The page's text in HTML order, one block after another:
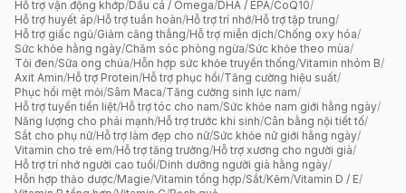
Hỗ trợ vận động khớp/Dầu cá / Omega/DHA / EPA/CoQ10/
Hỗ trợ huyết áp/Hỗ trợ tuần hoàn/Hỗ trợ trí nhớ/Hỗ trợ tập trung/
Hỗ trợ giấc ngủ/Giảm căng thẳng/Hỗ trợ miễn dịch/Chống oxy hóa/
Sức khỏe hằng ngày/Chăm sóc phòng ngừa/Sức khỏe theo mùa/
Tỏi đen/Sữa ong chúa/Hỗn hợp sức khỏe truyền thống/Vitamin nhóm B/
Axit Amin/Hỗ trợ Protein/Hỗ trợ phục hồi/Tăng cường hiệu suất/
Phục hồi mệt mỏi/Sâm Maca/Tăng cường sinh lực nam/
Hỗ trợ tuyến tiền liệt/Hỗ trợ tóc cho nam/Sức khỏe nam giới hằng ngày/
Năng lượng cho phái mạnh/Hỗ trợ trước khi sinh/Cân bằng nội tiết tố/
Sắt cho phụ nữ/Hỗ trợ làm đẹp cho nữ/Sức khỏe nữ giới hằng ngày/
Vitamin cho trẻ em/Hỗ trợ tăng trưởng/Hỗ trợ xương cho người già/
Hỗ trợ trí nhớ người cao tuổi/Dinh dưỡng người già hằng ngày/
Hỗn hợp thảo dược/Magie/Vitamin tổng hợp/Sắt/Kẽm/Vitamin D / E/